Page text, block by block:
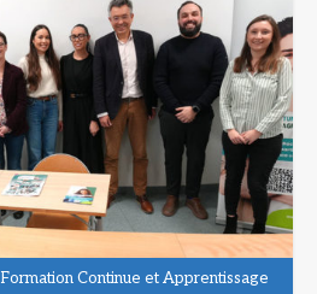
Formation Continue et Apprentissage